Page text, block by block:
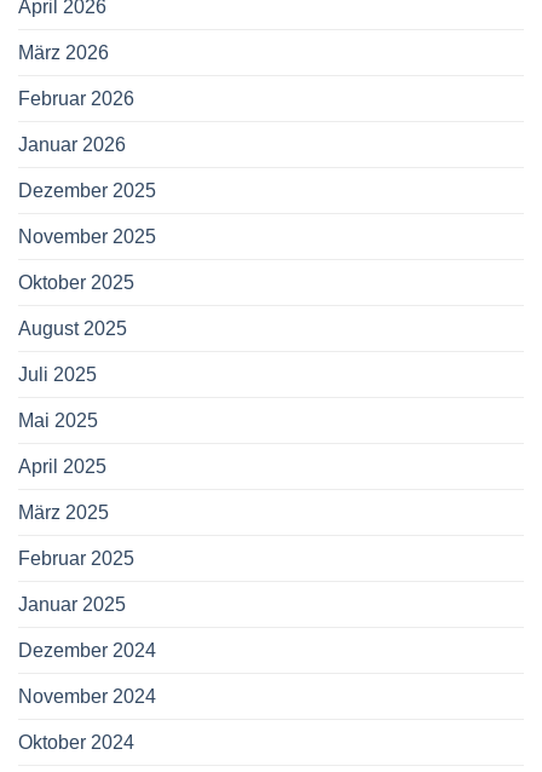
April 2026
März 2026
Februar 2026
Januar 2026
Dezember 2025
November 2025
Oktober 2025
August 2025
Juli 2025
Mai 2025
April 2025
März 2025
Februar 2025
Januar 2025
Dezember 2024
November 2024
Oktober 2024